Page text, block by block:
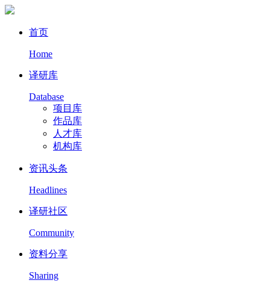
首页
Home
译研库
Database
项目库
作品库
人才库
机构库
资讯头条
Headlines
译研社区
Community
资料分享
Sharing